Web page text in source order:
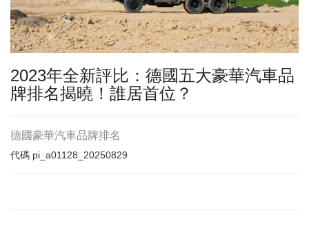
2023年全新評比：德國五大豪華汽車品
牌排名揭曉！誰居首位？
德國豪華汽車品牌排名
代碼 pi_a01128_20250829